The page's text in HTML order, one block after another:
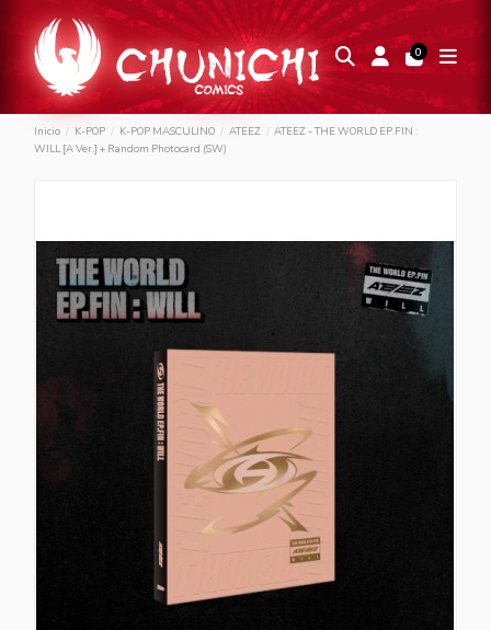
0
Inicio K-POP K-POP MASCULINO ATEEZ
ATEEZ - THE WORLD EP.FIN :
WILL [A Ver.] + Random Photocard (SW)